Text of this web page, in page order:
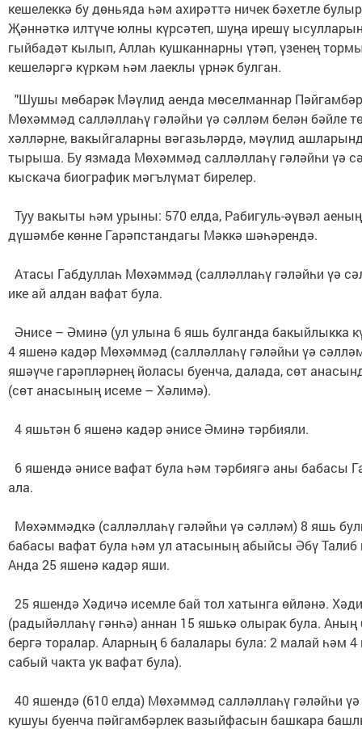
кешелеккә бу дөньяда һәм ахирәттә ничек бәхетле
Җәннәткә илтүче юлны күрсәтеп, шуңа ирешү
гыйбадәт кылып, Аллаһ кушканнарны үтәп, үзенең
кешеләргә күркәм һәм лаеклы үрнәк булган.
"Шушы мөбарәк Мәүлид аенда мөселманнар
Мөхәммәд салләллаһү гәләйһи үә сәлләм белән бәйле
хәлләрне, вакыйгаларны вәгазьләрдә, мәүлид
тырыша. Бу язмада Мөхәммәд салләллаһү гәләйһи үә
кыскача биографик мәгълүмат бирелер.
Туу вакыты һәм урыны: 570 елда, Рабигуль-әүвәл
дүшәмбе көнне Гарәпстандагы Мәккә шәһәрендә.
Атасы Габдуллаһ Мөхәммәд (салләллаһү гәләйһи үә
ике ай алдан вафат була.
Әнисе – Әминә (ул улына 6 яшь булганда бакыйлыкка
4 яшенә кадәр Мөхәммәд (салләллаһү гәләйһи үә
яшәүче гарәпләрнең йоласы буенча, далада, сөт
(сөт анасының исеме – Хәлимә).
4 яшьтән 6 яшенә кадәр әнисе Әминә тәрбияли.
6 яшендә әнисе вафат була һәм тәрбиягә аны бабасы
ала.
Мөхәммәдкә (салләллаһү гәләйһи үә сәлләм) 8 яшь
бабасы вафат була һәм ул атасының абыйсы Әбү Талиб
Анда 25 яшенә кадәр яши.
25 яшендә Хәдичә исемле бай тол хатынга өйләнә.
(радыйәллаһү гәнһә) аннан 15 яшькә олырак була. Аның
бергә торалар. Аларның 6 балалары була: 2 малай һәм
сабый чакта ук вафат була).
40 яшендә (610 елда) Мөхәммәд салләллаһү гәләйһи
кушуы буенча пәйгамбәрлек вазыйфасын башкара